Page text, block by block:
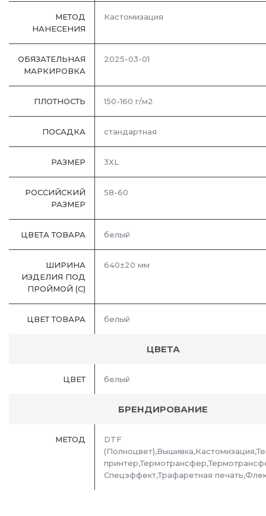
МЕТОД
НАНЕСЕНИЯ
Кастомизация
ОБЯЗАТЕЛЬНАЯ
МАРКИРОВКА
2025-03-01
ПЛОТНОСТЬ 150-160 г/м2
ПОСАДКА стандартная
РАЗМЕР 3XL
РОССИЙСКИЙ
РАЗМЕР
58-60
ЦВЕТА ТОВАРА белый
ШИРИНА
ИЗДЕЛИЯ ПОД
ПРОЙМОЙ (С)
640±20 мм
ЦВЕТ ТОВАРА белый
ЦВЕТА
ЦВЕТ белый
БРЕНДИРОВАНИЕ
МЕТОД
DTF
Спецэффект,Трафаретная